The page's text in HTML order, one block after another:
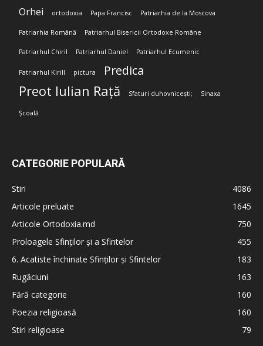
Orhei ortodoxia Papa Francisc Patriarhia de la Moscova
Patriarhia Română Patriarhul Bisericii Ortodoxe Române
Patriarhul Chiril Patriarhul Daniel Patriarhul Ecumenic
Patriarhul Kirill pictura Predica
Preot Iulian Rață Sfaturi duhovnicești; Sinaxa
Școală
CATEGORIE POPULARĂ
Stiri
4086
Articole preluate
1645
Articole Ortodoxia.md
750
Proloagele Sfinților și a Sfintelor
455
6. Acatiste închinate Sfinților și Sfintelor
183
Rugăciuni
163
Fără categorie
160
Poezia religioasă
160
Stiri religioase
79